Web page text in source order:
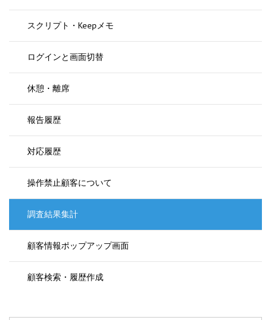
スクリプト・Keepメモ
ログインと画面切替
休憩・離席
報告履歴
対応履歴
操作禁止顧客について
調査結果集計
顧客情報ポップアップ画面
顧客検索・履歴作成